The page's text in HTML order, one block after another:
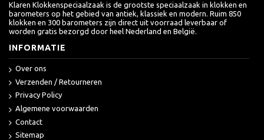
Klaren Klokkenspeciaalzaak is de grootste speciaalzaak in klokken en
barometers op het gebied van antiek, klassiek en modern. Ruim 850
klokken en 300 barometers zijn direct uit voorraad leverbaar of
worden gratis bezorgd door heel Nederland en België.
INFORMATIE
Over ons
Verzenden / Retourneren
Privacy Policy
Algemene voorwaarden
Contact
Sitemap